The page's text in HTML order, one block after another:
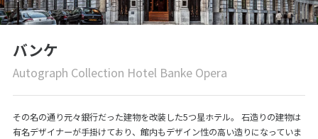
バンケ
Autograph Collection Hotel Banke Opera
その名の通り元々銀行だった建物を改装した5つ星ホテル。 石造りの建物は
有名デザイナーが手掛けており、館内もデザイン性の高い造りになっていま